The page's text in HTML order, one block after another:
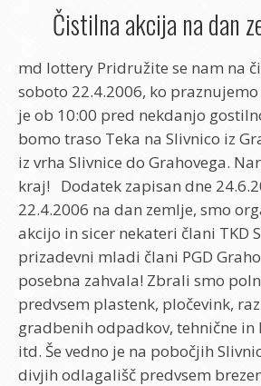
Čistilna akcija na dan
md lottery Pridružite se nam na
soboto 22.4.2006, ko
je ob 10:00 pred nekdanjo
bomo traso Teka na Slivnico iz
iz vrha Slivnice do Grahovega.
kraj! Dodatek zapisan dne
22.4.2006 na dan zemlje, smo
akcijo in sicer nekateri člani TKD
prizadevni mladi člani PGD
posebna zahvala! Zbrali smo
predvsem plastenk, pločevink,
gradbenih odpadkov, tehnične in
itd. Še vedno je na pobočjih
divjih odlagališč predvsem